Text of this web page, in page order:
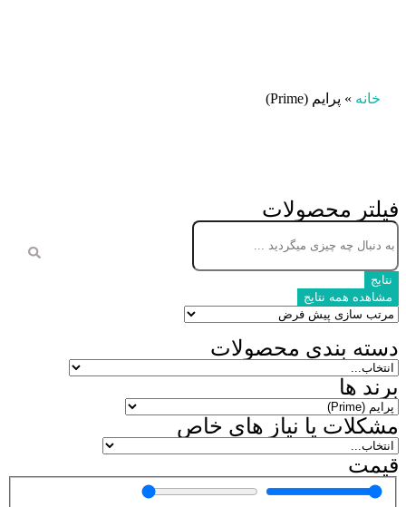
خانه » پرایم (Prime)
فیلتر محصولات
نتایج
مشاهده همه نتایج
دسته بندی محصولات
برند ها
مشکلات یا نیاز های خاص
قیمت